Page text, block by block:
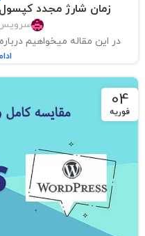
زمان شارژ مجدد
در این مقاله میخواهیم
04
فوریه